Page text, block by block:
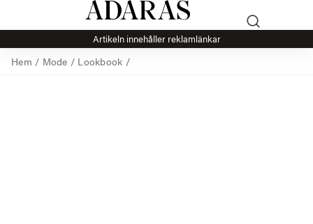
Artikeln innehåller reklamlänkar
Hem / Mode / Lookbook /